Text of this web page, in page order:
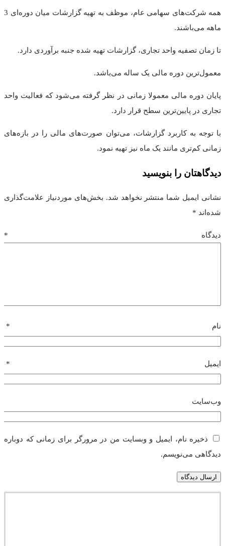
همه شرکت‌های سهامی عام، موظف به تهیه گزارشات میان دوره‌ای 3
ماهه می‌باشند.
تا زمان تصفیه واحد تجاری، گزارشات تهیه شده جنبه برآوردی دارد.
معمول‌ترین دوره مالی یک ساله می‌باشد.
پایان دوره مالی معمولا زمانی در‌ نظر‌ گرفته می‌شود که فعالیت واحد
تجاری در پایین‌ترین سطح قرار دارد.
با توجه به کاربرد گزارشات، می‌توان صورت‌های مالی را در بازه‌های
زمانی کم‌تری مانند یک ماه نیز تهیه نمود.
دیدگاهتان را بنویسید
نشانی ایمیل شما منتشر نخواهد شد. بخش‌های موردنیاز علامت‌گذاری
شده‌اند *
دیدگاه *
نام *
ایمیل *
وب‌سایت
ذخیره نام، ایمیل و وبسایت من در مرورگر برای زمانی که دوباره
دیدگاهی می‌نویسم.